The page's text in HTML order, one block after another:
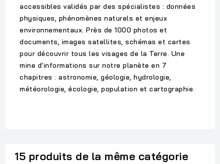
accessibles validés par des spécialistes : données
physiques, phénomènes naturels et enjeux
environnementaux. Près de 1000 photos et
documents, images satellites, schémas et cartes
pour découvrir tous les visages de la Terre. Une
mine d'informations sur notre planète en 7
chapitres : astronomie, géologie, hydrologie,
météorologie, écologie, population et cartographie.
15 produits de la même catégorie